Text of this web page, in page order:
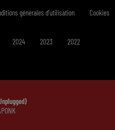
générales d'utilisation Cookies
2024 2023 2022